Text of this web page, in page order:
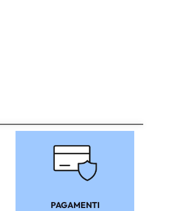
PAGAMENTI